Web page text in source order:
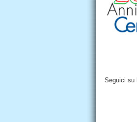
Seguici su